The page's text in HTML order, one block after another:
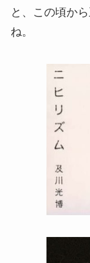
と、この頃か
ね。